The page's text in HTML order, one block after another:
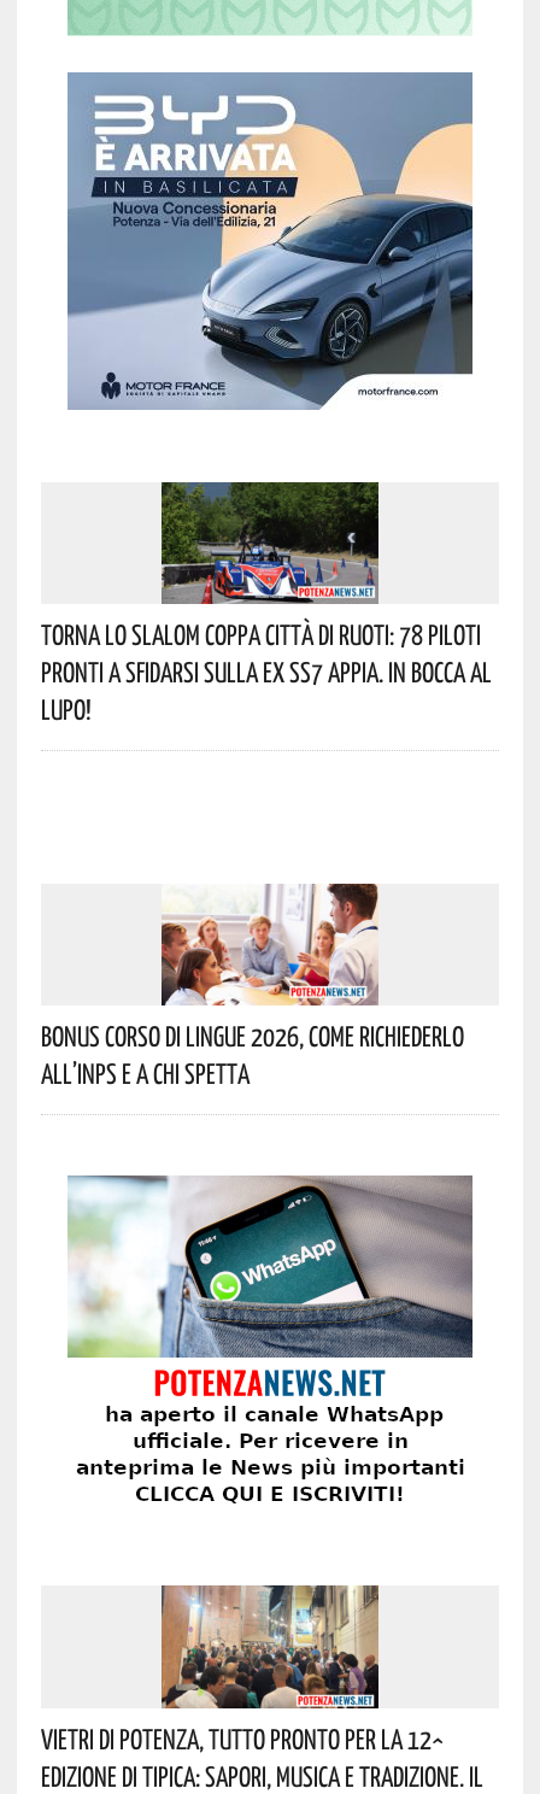
Torna Lo Slalom Coppa Città Di Ruoti: 78 Piloti
Pronti A Sfidarsi Sulla Ex SS7 Appia. In Bocca Al
Lupo!
Bonus Corso Di Lingue 2026, Come Richiederlo
All’INPS E A Chi Spetta
Vietri Di Potenza, Tutto Pronto Per La 12^
Edizione Di Tipica: Sapori, Musica E Tradizione. Il